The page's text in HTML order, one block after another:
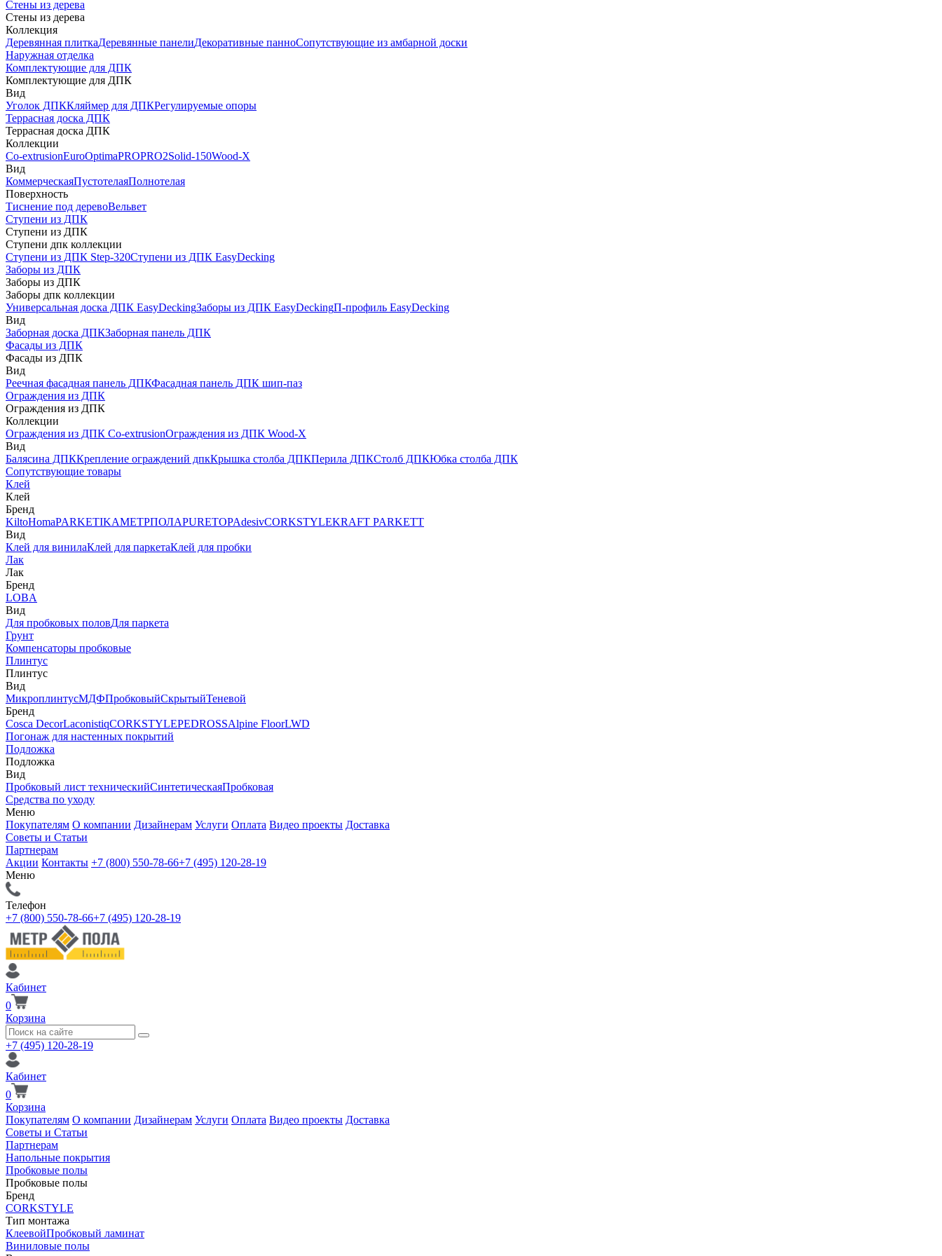
Стены из дерева
Стены из дерева
Коллекция
Деревянная плиткаДеревянные панелиДекоративные панноСопутствующие из амбарной доски
Наружная отделка
Комплектующие для ДПК
Комплектующие для ДПК
Вид
Уголок ДПККляймер для ДПКРегулируемые опоры
Террасная доска ДПК
Террасная доска ДПК
Коллекции
Co-extrusionEuroOptimaPROPRO2Solid-150Wood-X
Вид
КоммерческаяПустотелаяПолнотелая
Поверхность
Тиснение под деревоВельвет
Ступени из ДПК
Ступени из ДПК
Ступени дпк коллекции
Ступени из ДПК Step-320Ступени из ДПК EasyDecking
Заборы из ДПК
Заборы из ДПК
Заборы дпк коллекции
Универсальная доска ДПК EasyDeckingЗаборы из ДПК EasyDeckingП-профиль EasyDecking
Вид
Заборная доска ДПКЗаборная панель ДПК
Фасады из ДПК
Фасады из ДПК
Вид
Реечная фасадная панель ДПКФасадная панель ДПК шип-паз
Ограждения из ДПК
Ограждения из ДПК
Коллекции
Ограждения из ДПК Co-extrusionОграждения из ДПК Wood-X
Вид
Балясина ДПККрепление ограждений дпкКрышка столба ДПКПерила ДПКСтолб ДПКЮбка столба ДПК
Сопутствующие товары
Клей
Клей
Бренд
KiltoHomaPARKETIKAМЕТРПОЛАPURETOPAdesivCORKSTYLEKRAFT PARKETT
Вид
Клей для винилаКлей для паркетаКлей для пробки
Лак
Лак
Бренд
LOBA
Вид
Для пробковых половДля паркета
Грунт
Компенсаторы пробковые
Плинтус
Плинтус
Вид
МикроплинтусМДФПробковыйСкрытыйТеневой
Бренд
Cosca DecorLaconistiqCORKSTYLEPEDROSSAlpine FloorLWD
Погонаж для настенных покрытий
Подложка
Подложка
Вид
Пробковый лист техническийСинтетическаяПробковая
Средства по уходу
Меню
Покупателям О компании Дизайнерам Услуги Оплата Видео проекты Доставка
Советы и Статьи
Партнерам
Акции Контакты +7 (800) 550-78-66+7 (495) 120-28-19
Меню
Телефон
+7 (800) 550-78-66+7 (495) 120-28-19
Кабинет
0
Корзина
+7 (495) 120-28-19
Кабинет
0
Корзина
Покупателям О компании Дизайнерам Услуги Оплата Видео проекты Доставка
Советы и Статьи
Партнерам
Напольные покрытия
Пробковые полы
Пробковые полы
Бренд
CORKSTYLE
Тип монтажа
КлеевойПробковый ламинат
Виниловые полы